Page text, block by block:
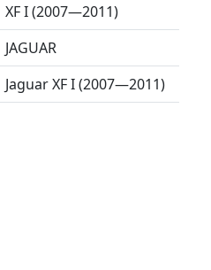
XF I (2007—2011)
JAGUAR
Jaguar XF I (2007—2011)